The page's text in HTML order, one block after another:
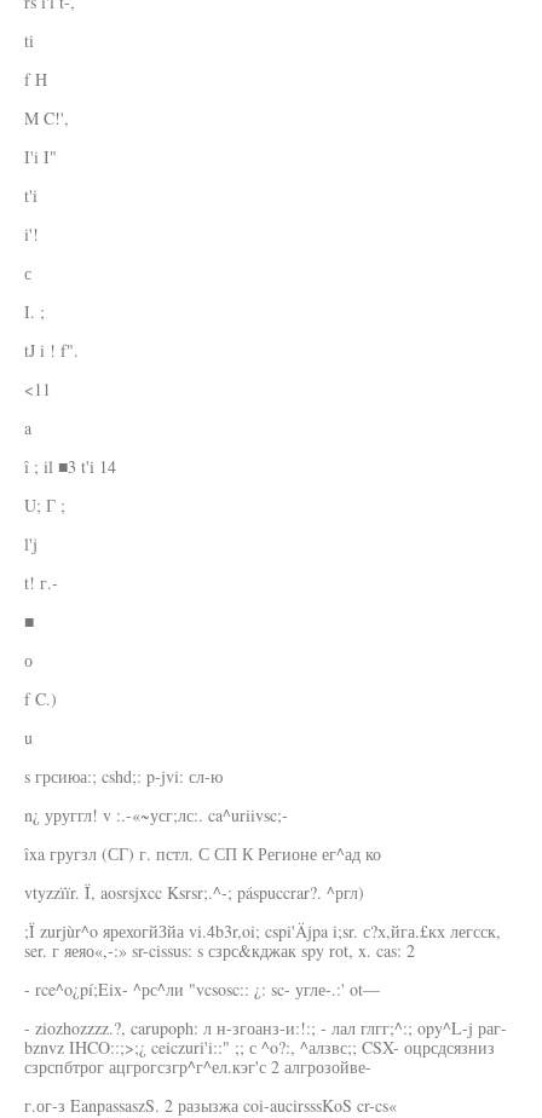
ti
f H
M C!',
I'i I"
t'i
i'!
с
I. ;
tJ i ! f".
<11
a
î ; il ■3 t'i 14
U; Г ;
l'j
t! г.-
■
о
f C.)
u
s грсиюа:; cshd;: p-jvi: сл-ю
n¿ уруггл! v :.-«~усг;лс:. ca^uriivsc;-
îxa гругзл (СГ) г. пстл. С СП К Регионе ег^ад ко
vtyzzïïr. Ï, aosrsjxcc Ksrsr;.^-; páspuccrar?. ^ргл)
;Ï zurjùr^o ярехогйЗйа vi.4b3r,oi; cspi'Äjpa i;sr. с?х,йга.£кх легсск,
ser. г яеяо«,-:» sr-cissus: s сзрс&кджак spy rot, x. cas: 2
- rce^o¿pí;Eix- ^рс^ли "vcsosc:: ¿: sc- угле-.:' ot—
- ziozhozzzz.?, carupoph: л н-згоанз-и:!:; - лал глгг;^:; opy^L-j раг-
bznvz IHCO::;>;¿ ceiczuri'i::" ;; с ^o?:, ^алзвс;; CSX- оцрсдсязниз
сзрспбтрог ацгрогсзгр^г^ел.кэг'с 2 алгрозойве-
г.ог-з EanpassaszS. 2 разызжа coi-aucirsssKoS cr-cs«